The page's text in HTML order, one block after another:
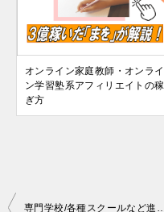
オンライン家庭教師・オンライ
ン学習塾系アフィリエイトの稼
ぎ方
投